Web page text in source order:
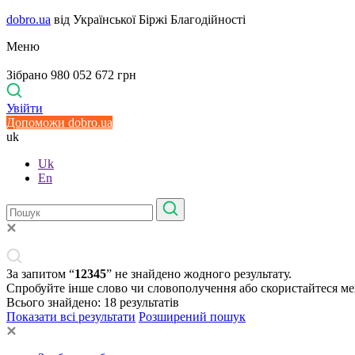
dobro.ua від Української Біржі Благодійності
Меню
Зібрано 980 052 672 грн
Увійти
Допоможи dobro.ua
uk
Uk
En
За запитом “12345” не знайдено жодного результату.
Спробуйте інше слово чи словополучення або скористайтеся
Всього знайдено: 18 результатів
Показати всі результати Розширений пошук